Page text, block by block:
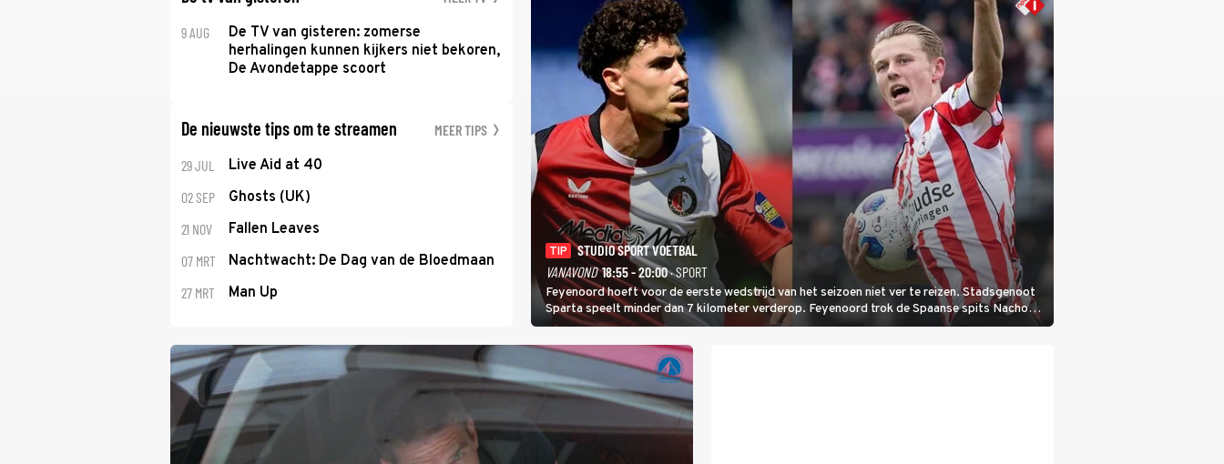
9 AUG
De TV van gisteren: zomerse
herhalingen kunnen kijkers niet bekoren,
De Avondetappe scoort
De nieuwste tips om te streamen MEER TIPS
29 JUL Live Aid at 40
02 SEP Ghosts (UK)
21 NOV Fallen Leaves
07 MRT Nachtwacht: De Dag van de Bloedmaan
27 MRT Man Up
TIP
STUDIO SPORT VOETBAL
VANAVOND 18:55 - 20:00· SPORT
Feyenoord hoeft voor de eerste wedstrijd van het seizoen niet ver te reizen. Stadsgenoot
Sparta speelt minder dan 7 kilometer verderop. Feyenoord trok de Spaanse spits Nacho
Ferri aan van KVC Westerlo uit België.